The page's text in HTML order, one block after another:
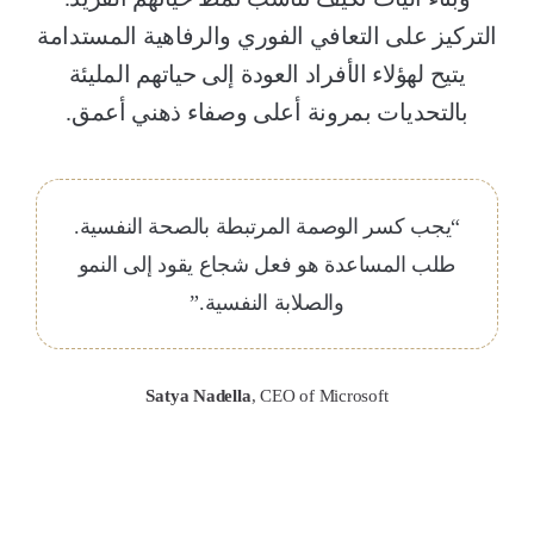
التركيز على التعافي الفوري والرفاهية المستدامة
يتيح لهؤلاء الأفراد العودة إلى حياتهم المليئة
بالتحديات بمرونة أعلى وصفاء ذهني أعمق.
“يجب كسر الوصمة المرتبطة بالصحة النفسية.
طلب المساعدة هو فعل شجاع يقود إلى النمو
والصلابة النفسية.”
Satya Nadella,CEO of Microsoft